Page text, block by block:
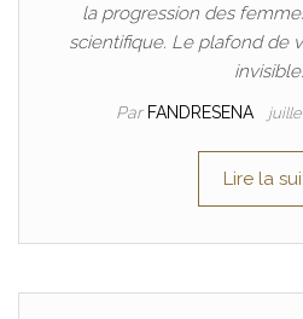
la progression des
scientifique. Le plafond de
Par FANDRESENA
Lire la